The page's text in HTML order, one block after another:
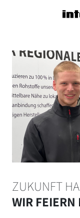
ZUKUNFT
WIR